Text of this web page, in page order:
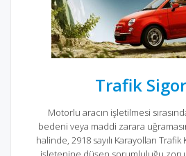
Trafik
Motorlu aracın işletilmesi
bedeni veya maddi zarara
halinde, 2918 sayılı Karayolları